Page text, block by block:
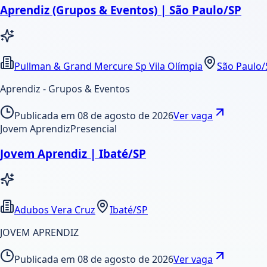
Aprendiz (Grupos & Eventos) | São Paulo/SP
Pullman & Grand Mercure Sp Vila Olímpia
São Paulo/
Aprendiz - Grupos & Eventos
Publicada em 08 de agosto de 2026Ver vaga
Jovem AprendizPresencial
Jovem Aprendiz | Ibaté/SP
Adubos Vera Cruz
Ibaté/SP
JOVEM APRENDIZ
Publicada em 08 de agosto de 2026Ver vaga